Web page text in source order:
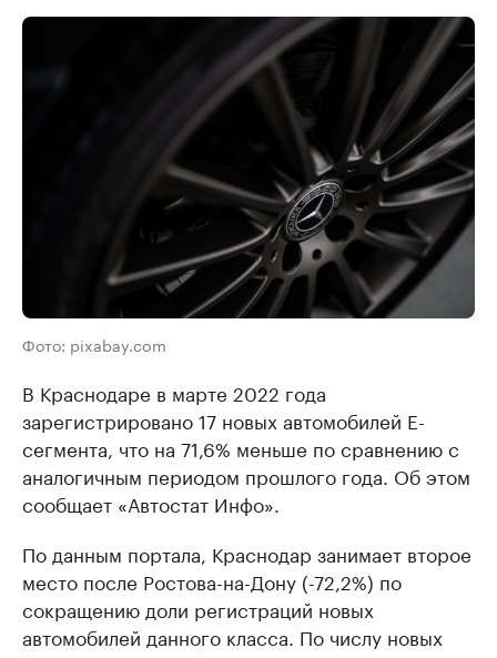
Фото: pixabay.com
В Краснодаре в марте 2022 года
зарегистрировано 17 новых автомобилей Е-
сегмента, что на 71,6% меньше по сравнению с
аналогичным периодом прошлого года. Об этом
сообщает «Автостат Инфо».
По данным портала, Краснодар занимает второе
место после Ростова-на-Дону (-72,2%) по
сокращению доли регистраций новых
автомобилей данного класса. По числу новых